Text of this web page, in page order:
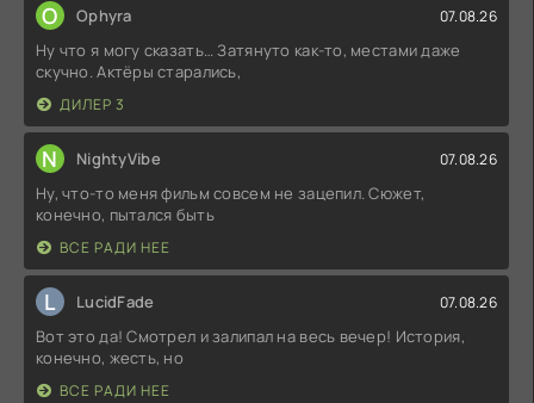
O Ophyra 07.08.26
Ну что я могу сказать… Затянуто как-то, местами даже
скучно. Актёры старались,
ДИЛЕР 3
N NightyVibe 07.08.26
Ну, что-то меня фильм совсем не зацепил. Сюжет,
конечно, пытался быть
ВСЕ РАДИ НЕЕ
L LucidFade 07.08.26
Вот это да! Смотрел и залипал на весь вечер! История,
конечно, жесть, но
ВСЕ РАДИ НЕЕ